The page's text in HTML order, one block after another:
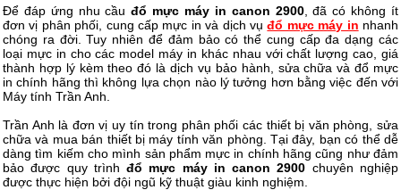
Để đáp ứng nhu cầuđổ mực máy in canon 2900, đã có không ít
đơn vị phân phối, cung cấp mực in và dịch vụđổ mực máy in nhanh
chóng ra đời. Tuy nhiên để đảm bảo có thể cung cấp đa dạng các
loại mực in cho các model máy in khác nhau với chất lượng cao, giá
thành hợp lý kèm theo đó là dịch vụ bảo hành, sửa chữa và đổ mực
in chính hãng thì không lựa chọn nào lý tưởng hơn bằng việc đến với
Máy tính Trần Anh.
Trần Anh là đơn vị uy tín trong phân phối các thiết bị văn phòng, sửa
chữa và mua bán thiết bị máy tính văn phòng. Tại đây, bạn có thể dễ
dàng tìm kiếm cho mình sản phẩm mực in chính hãng cũng như đảm
bảo được quy trìnhđổ mực máy in canon 2900 chuyên nghiệp
được thực hiện bởi đội ngũ kỹ thuật giàu kinh nghiệm.